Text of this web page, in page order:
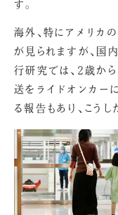
す。
海外、特にアメリカ
が見られますが、国
行研究では、2歳か
送をライドオンカー
る報告もあり、こう